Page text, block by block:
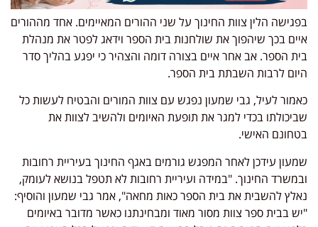
בפגישה הלין צוות החינוך על שני ההורים המאיימים. אחד מההורים
איים בכך שיהפוך את שולחנות בית הספר וידאג לפטר את מנהלת
בית הספר. אב אחר איים בצורה דומה והצהיר כי יפגע בהליך סדר
היום לרבות השבתת בית הספר.
כאמור לעיל, גבי שמעון נפגש עם צוות המורים והבטיח לעשות כל
שביכולתו בכדי למגר את תופעת האיומים ולהשיב לצוות את
בטחונם האישי.
שמעון עידכן לאחר המפגש גורמים באגף החינוך בעיריית רחובות
ובמשרד החינוך. "במידה ועיריית רחובות לא תטפל בנושא לעומק,
נאלץ להשבית את בית הספר כאות מחאה", אמר גבי שמעון והוסיף:
"יש בבית ספר צוות מסור מאוד ומבחינתנו כאשר מדובר באיומים